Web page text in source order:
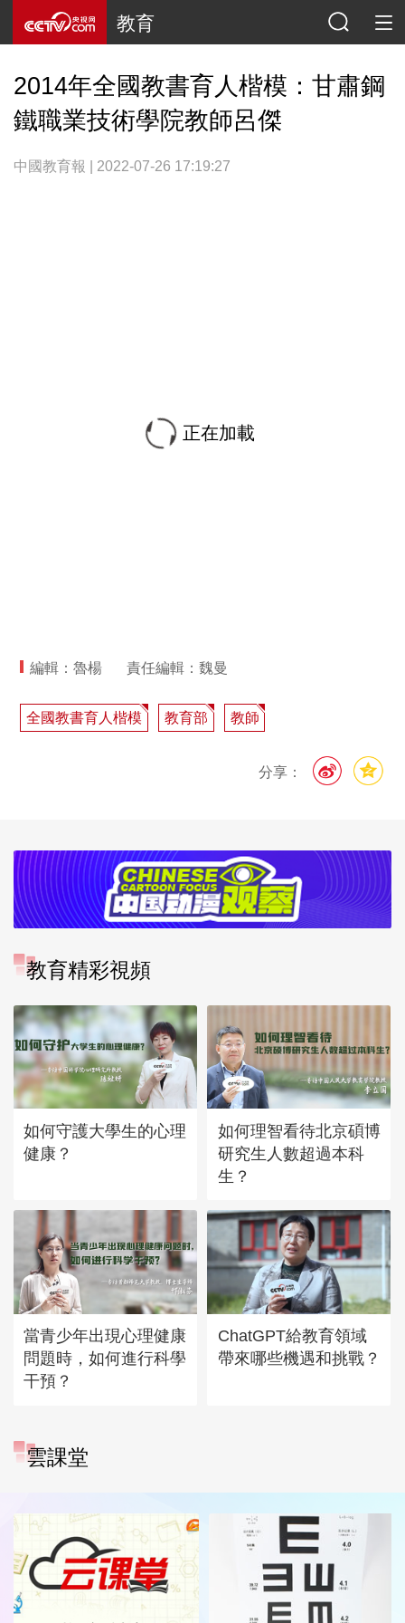
教育
2014年全國教書育人楷模：甘肅鋼
鐵職業技術學院教師呂傑
中國教育報 | 2022-07-26 17:19:27
正在加載
編輯：魯楊 責任編輯：魏曼
全國教書育人楷模 教育部 教師
分享：
教育精彩視頻
如何守護大學生的心理
健康？
如何理智看待北京碩博
研究生人數超過本科
生？
當青少年出現心理健康
問題時，如何進行科學
干預？
ChatGPT給教育領域
帶來哪些機遇和挑戰？
雲課堂